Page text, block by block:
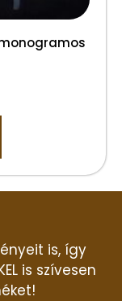
monogramos
is, így
is szívesen